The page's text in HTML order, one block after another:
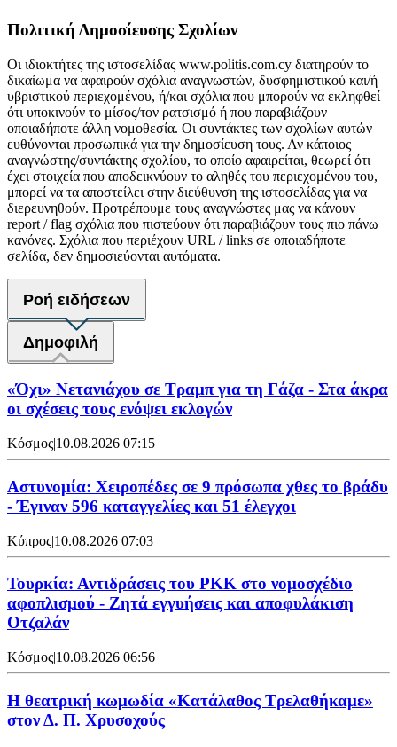
Πολιτική Δημοσίευσης Σχολίων
Οι ιδιοκτήτες της ιστοσελίδας www.politis.com.cy διατηρούν το
δικαίωμα να αφαιρούν σχόλια αναγνωστών, δυσφημιστικού και/ή
υβριστικού περιεχομένου, ή/και σχόλια που μπορούν να εκληφθεί
ότι υποκινούν το μίσος/τον ρατσισμό ή που παραβιάζουν
οποιαδήποτε άλλη νομοθεσία. Οι συντάκτες των σχολίων αυτών
ευθύνονται προσωπικά για την δημοσίευση τους. Αν κάποιος
αναγνώστης/συντάκτης σχολίου, το οποίο αφαιρείται, θεωρεί ότι
έχει στοιχεία που αποδεικνύουν το αληθές του περιεχομένου του,
μπορεί να τα αποστείλει στην διεύθυνση της ιστοσελίδας για να
διερευνηθούν. Προτρέπουμε τους αναγνώστες μας να κάνουν
report / flag σχόλια που πιστεύουν ότι παραβιάζουν τους πιο πάνω
κανόνες. Σχόλια που περιέχουν URL / links σε οποιαδήποτε
σελίδα, δεν δημοσιεύονται αυτόματα.
Ροή ειδήσεων
Δημοφιλή
«Όχι» Νετανιάχου σε Τραμπ για τη Γάζα - Στα άκρα
οι σχέσεις τους ενόψει εκλογών
Κόσμος|10.08.2026 07:15
Αστυνομία: Χειροπέδες σε 9 πρόσωπα χθες το βράδυ
- Έγιναν 596 καταγγελίες και 51 έλεγχοι
Κύπρος|10.08.2026 07:03
Τουρκία: Αντιδράσεις του PKK στο νομοσχέδιο
αφοπλισμού - Ζητά εγγυήσεις και αποφυλάκιση
Οτζαλάν
Κόσμος|10.08.2026 06:56
Η θεατρική κωμωδία «Κατάλαθος Τρελαθήκαμε»
στον Δ. Π. Χρυσοχούς